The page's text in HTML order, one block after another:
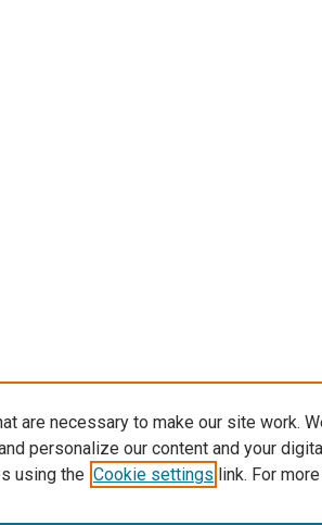
are necessary to make our site work.
personalize our content and your
using the Cookie settings link. For